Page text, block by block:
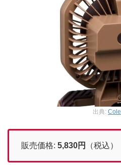
出典:
販売価格: 5,830円 （税込）